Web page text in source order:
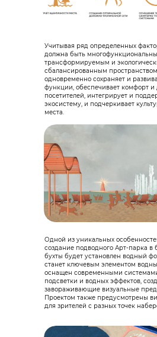
Учитывая ряд определенных
должна быть
трансформируемым и
сбалансированным
одновременно сохраняет и
функции, обеспечивает комфорт и
посетителей, интегрирует и
экосистему, и подчеркивает
места.
Одной из уникальных
создание подводного Арт-парка в
бухты будет установлен водный
станет ключевым элементом
оснащен современными
подсветки и водных эффектов,
завораживающие визуальные
Проектом также предусмотрены
для зрителей с разных точек